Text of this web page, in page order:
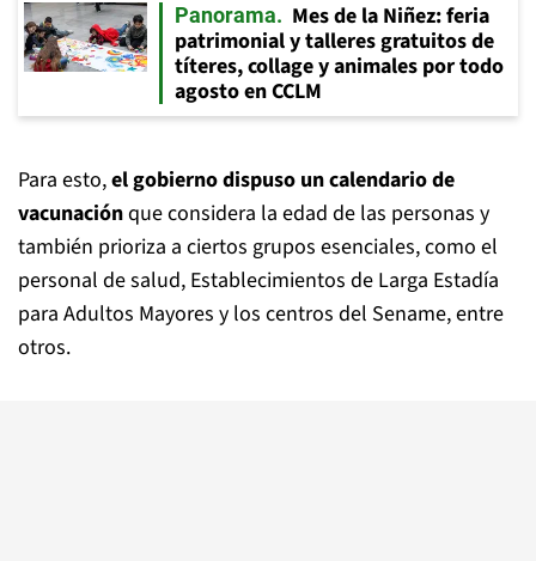
Panorama
Mes de la Niñez: feria
patrimonial y talleres gratuitos de
títeres, collage y animales por todo
agosto en CCLM
Para esto,el gobierno dispuso un calendario de
vacunaciónque considera la edad de las personas y
también prioriza a ciertos grupos esenciales, como el
personal de salud, Establecimientos de Larga Estadía
para Adultos Mayores y los centros del Sename, entre
otros.